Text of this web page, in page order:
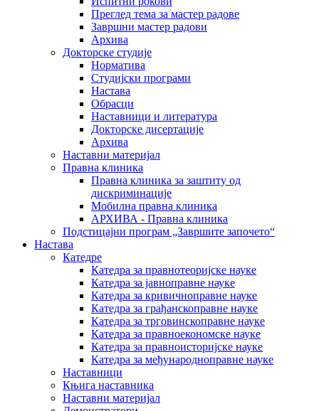
Преглед тема за мастер радове
Завршни мастер радови
Архива
Докторске студије
Норматива
Студијски програми
Настава
Обрасци
Наставници и литература
Докторске дисертације
Архива
Наставни материјал
Правна клиника
Правна клиника за заштиту од
дискриминације
Мобилна правна клиника
АРХИВА - Правна клиника
Подстицајни програм „Завршите започето“
Настава
Катедре
Катедра за правнотеоријске науке
Катедра за јавноправне науке
Катедра за кривичноправне науке
Катедра за грађанскоправне науке
Катедра за трговинскоправне науке
Катедра за правноекономске науке
Катедра за правноисторијске науке
Катедра за међународноправне науке
Наставници
Књига наставника
Наставни материјал